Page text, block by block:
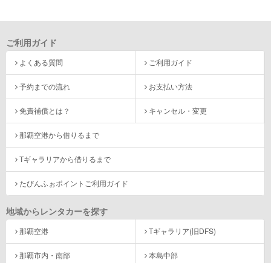
ご利用ガイド
よくある質問 ご利用ガイド
予約までの流れ お支払い方法
免責補償とは？ キャンセル・変更
那覇空港から借りるまで
Tギャラリアから借りるまで
たびんふぉポイントご利用ガイド
地域からレンタカーを探す
那覇空港 Tギャラリア(旧DFS)
那覇市内・南部 本島中部